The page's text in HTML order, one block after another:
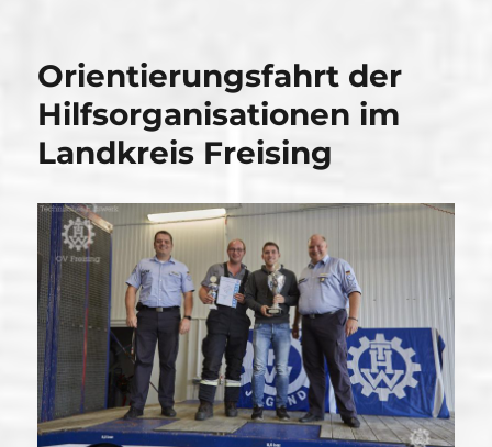
Orientierungsfahrt der
Hilfsorganisationen im
Landkreis Freising